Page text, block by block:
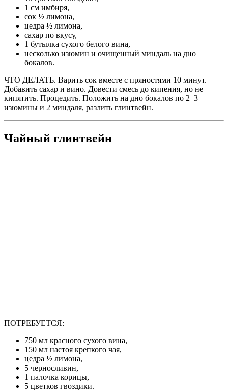
1 см имбиря,
сок ½ лимона,
цедра ½ лимона,
сахар по вкусу,
1 бутылка сухого белого вина,
несколько изю­мин и очищенный миндаль на дно
бокалов.
ЧТО ДЕЛАТЬ. Варить сок вместе с пряностями 10 минут.
Добавить сахар и вино. Довести смесь до кипения, но не
кипятить. Процедить. Положить на дно бокалов по 2–3
изюмины и 2 миндаля, разлить глинтвейн.
Чайный глинтвейн
ПОТРЕБУЕТСЯ:
750 мл красного сухого вина,
150 мл настоя крепкого чая,
цедра ½ лимона,
5 черносливин,
1 палочка корицы,
5 цветков гвоздики.